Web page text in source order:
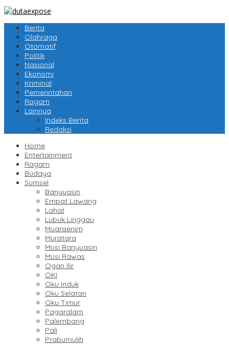
Berita
Olahraga
Otomatif
Politik
Nasional
Ekonomi
Kriminal
Pemerintahan
Ragam
Lainnya
Indeks Berita
Redaksi
Home
Entertainment
Ragam
Budaya
Sumsel
Banyuasin
Empat Lawang
Lahat
Lubuk Linggau
Muaraenim
Muratara
Musi Banyuasin
Musi Rawas
Ogan Ilir
OKI
Oku Induk
Oku Selatan
Oku Timur
Pagaralam
Palembang
Pali
Prabumulih